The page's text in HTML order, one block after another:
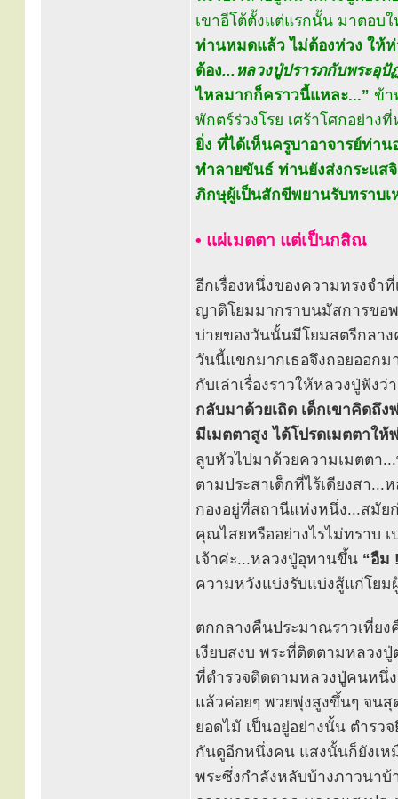
เขาอีโต้ตั้งแต่แรกนั้น มาตอบ
ท่านหมดแล้ว ไม่ต้องห่วง ให้ห่
ต้อง...หลวงปู่ปรารภกับพระอุปั
ไหลมากก็คราวนี้แหละ...” ข้า
พักตร์ร่วงโรย เศร้าโศกอย่าง
ยิ่ง ที่ได้เห็นครูบาอาจารย์ท่า
ทำลายขันธ์ ท่านยังส่งกระแส
ภิกษุผู้เป็นสักขีพยานรับทราบ
• แผ่เมตตา แต่เป็นกสิณ
อีกเรื่องหนึ่งของความทรงจ
ญาติโยมมากราบนมัสการขอ
บ่ายของวันนั้นมีโยมสตรีกลา
วันนี้แขกมากเธอจึงถอยออก
กับเล่าเรื่องราวให้หลวงปู่ฟังว่
กลับมาด้วยเถิด เด็กเขาคิดถึ
มีเมตตาสูง ได้โปรดเมตตาให้
ลูบหัวไปมาด้วยความเมตตา
ตามประสาเด็กที่ไร้เดียงสา...
กองอยู่ที่สถานีแห่งหนึ่ง...สมัย
คุณไสยหรืออย่างไรไม่ทราบ
เจ้าค่ะ...หลวงปู่อุทานขึ้น “อืม
ความหวังแบ่งรับแบ่งสู้แก่โย
ตกกลางคืนประมาณราวเที่ย
เงียบสงบ พระที่ติดตามหลวง
ที่ตำรวจติดตามหลวงปู่คนหนึ่
แล้วค่อยๆ พวยพุ่งสูงขึ้นๆ จน
ยอดไม้ เป็นอยู่อย่างนั้น ตำรว
กันดูอีกหนึ่งคน แสงนั้นก็ยังเห
พระซึ่งกำลังหลับบ้างภาวนาบ้